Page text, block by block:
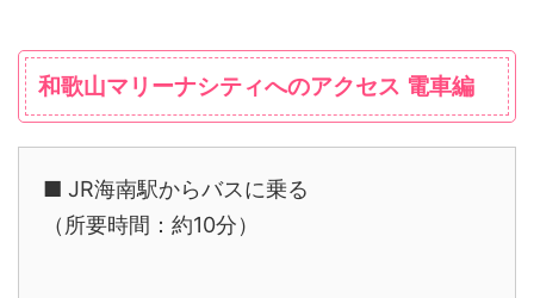
和歌山マリーナシティへのアクセス 電車編
■ JR海南駅からバスに乗る
（所要時間：約10分）